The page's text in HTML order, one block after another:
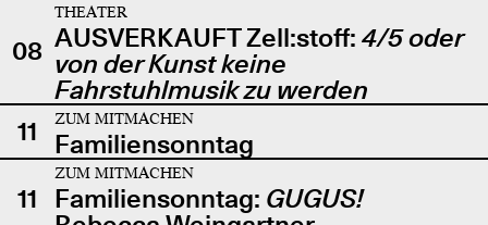
08
THEATER
AUSVERKAUFT Zell:stoff: 4/5 oder
von der Kunst keine
Fahrstuhlmusik zu werden
11
ZUM MITMACHEN
Familiensonntag
11
ZUM MITMACHEN
Familiensonntag: GUGUS!